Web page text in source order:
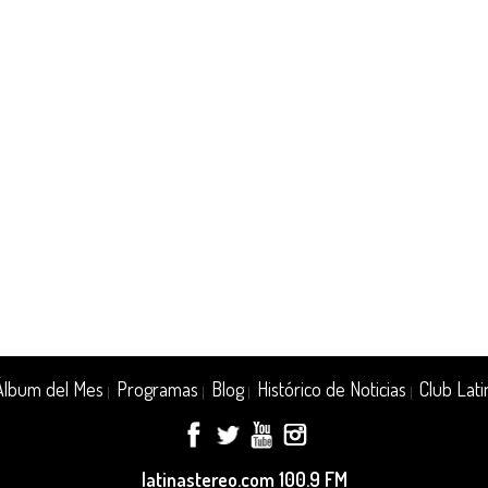
del Mes Programas Blog| Histórico de Noticias Club
latinastereo.com 100.9 FM